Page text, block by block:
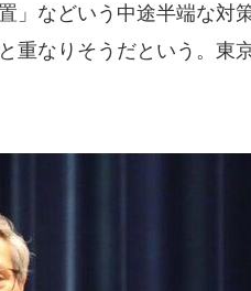
」などいう中途半端な対
重なりそうだという。東